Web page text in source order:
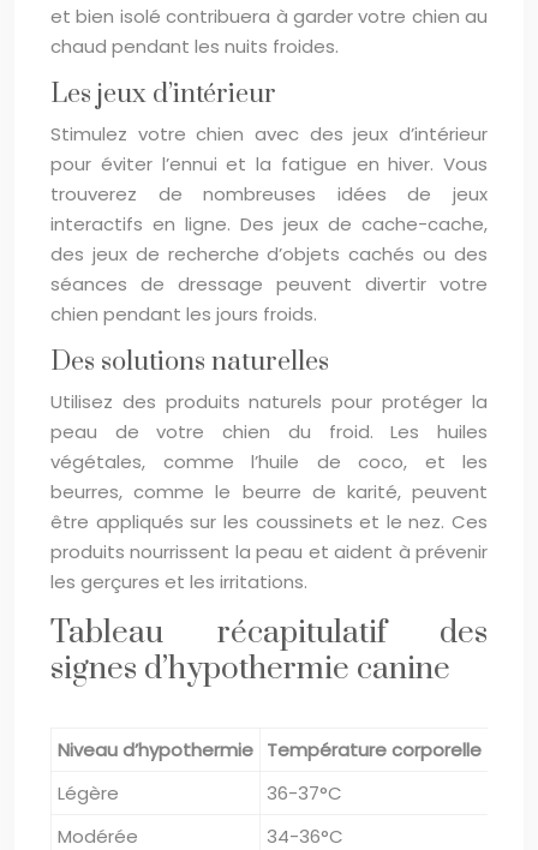
et bien isolé contribuera à garder votre chien au
chaud pendant les nuits froides.
Les jeux d’intérieur
Stimulez votre chien avec des jeux d’intérieur
pour éviter l’ennui et la fatigue en hiver. Vous
trouverez de nombreuses idées de jeux
interactifs en ligne. Des jeux de cache-cache,
des jeux de recherche d’objets cachés ou des
séances de dressage peuvent divertir votre
chien pendant les jours froids.
Des solutions naturelles
Utilisez des produits naturels pour protéger la
peau de votre chien du froid. Les huiles
végétales, comme l’huile de coco, et les
beurres, comme le beurre de karité, peuvent
être appliqués sur les coussinets et le nez. Ces
produits nourrissent la peau et aident à prévenir
les gerçures et les irritations.
Tableau récapitulatif des
signes d’hypothermie canine
Niveau d’hypothermie Température corporelle
Légère
36-37°C
Modérée
34-36°C